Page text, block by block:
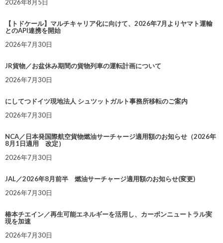
2026年8月5日
【トドケール】マルチキャリア化に向けて、2026年7月よりヤマト運輸
とのAPI連携を開始
2026年7月30日
JR貨物／お盆休み期間の貨物列車の運転計画について
2026年7月30日
にしてつドイツ現地法人 シュツットガルト事務所移転のご案内
2026年7月30日
NCA／日本発国際航空貨物燃油サーチャージ適用額のお知らせ（2026年
8月1日適用 改定）
2026年7月30日
JAL／2026年8月前半 燃油サーチャージ適用額のお知らせ(変更)
2026年7月30日
椿本チエイン／再生可能エネルギーを活用し、カーボンニュートラル実
現を加速
2026年7月30日